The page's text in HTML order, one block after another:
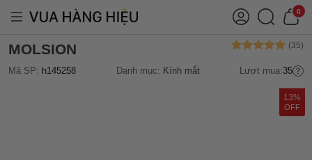
0
MOLSION
Mã SP: h145258 Danh mục: Kính mắt Lượt mua:35
13%
OFF